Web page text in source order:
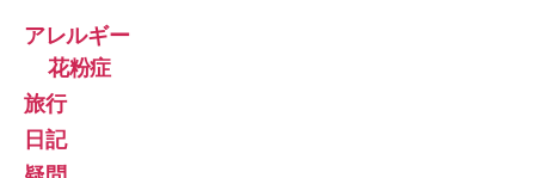
アレルギー
花粉症
旅行
日記